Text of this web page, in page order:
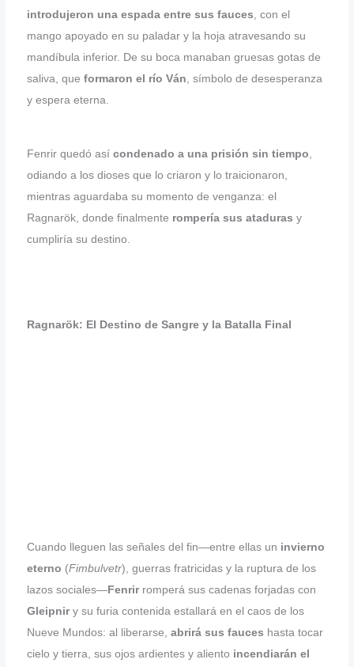
introdujeron una espada entre sus fauces , con el
mango apoyado en su paladar y la hoja atravesando su
mandíbula inferior. De su boca manaban gruesas gotas de
saliva, que formaron el río Ván , símbolo de desesperanza
y espera eterna.
Fenrir quedó así condenado a una prisión sin tiempo
odiando a los dioses que lo criaron y lo traicionaron,
mientras aguardaba su momento de venganza: el
Ragnarök, donde finalmente rompería sus ataduras y
cumpliría su destino.
Ragnarök: El Destino de Sangre y la Batalla Final
Cuando lleguen las señales del fin—entre ellas un invierno
eterno (Fimbulvetr), guerras fratricidas y la ruptura de los
lazos sociales—Fenrirromperá sus cadenas forjadas con
Gleipniry su furia contenida estallará en el caos de los
Nueve Mundos: al liberarse, abrirá sus fauces hasta tocar
cielo y tierra, sus ojos ardientes y aliento incendiarán el